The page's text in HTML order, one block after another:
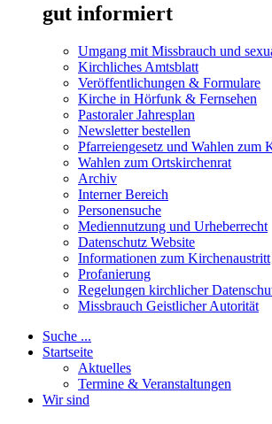
gut informiert
Umgang mit Missbrauch und
Kirchliches Amtsblatt
Veröffentlichungen & Formulare
Kirche in Hörfunk & Fernsehen
Pastoraler Jahresplan
Newsletter bestellen
Pfarreiengesetz und Wahlen zum
Wahlen zum Ortskirchenrat
Archiv
Interner Bereich
Personensuche
Mediennutzung und Urheberrecht
Datenschutz Website
Informationen zum Kirchenaustritt
Profanierung
Regelungen kirchlicher
Missbrauch Geistlicher Autorität
Suche ...
Startseite
Aktuelles
Termine & Veranstaltungen
Wir sind